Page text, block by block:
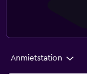
Anmietstation